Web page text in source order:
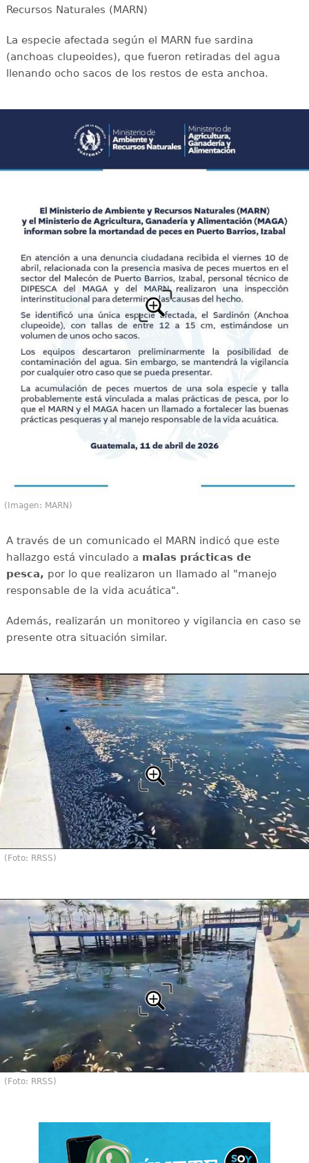
Recursos Naturales (MARN)
La especie afectada según el MARN fue sardina
(anchoas clupeoides), que fueron retiradas del agua
llenando ocho sacos de los restos de esta anchoa.
(Imagen: MARN)
A través de un comunicado el MARN indicó que este
hallazgo está vinculado a malas prácticas de
pesca, por lo que realizaron un llamado al "manejo
responsable de la vida acuática".
Además, realizarán un monitoreo y vigilancia en caso se
presente otra situación similar.
(Foto: RRSS)
(Foto: RRSS)